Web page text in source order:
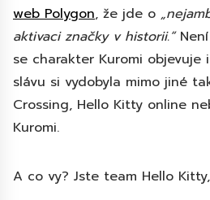
web Polygon, že jde o
aktivaci značky v historii.“
se charakter Kuromi objevuje
slávu si vydobyla mimo jiné
Crossing, Hello Kitty online
Kuromi.
A co vy? Jste team Hello